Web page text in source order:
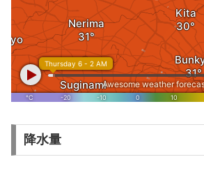
降水量